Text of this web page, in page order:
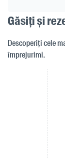
Găsiți și
Descoperiți cele
împrejurimi.